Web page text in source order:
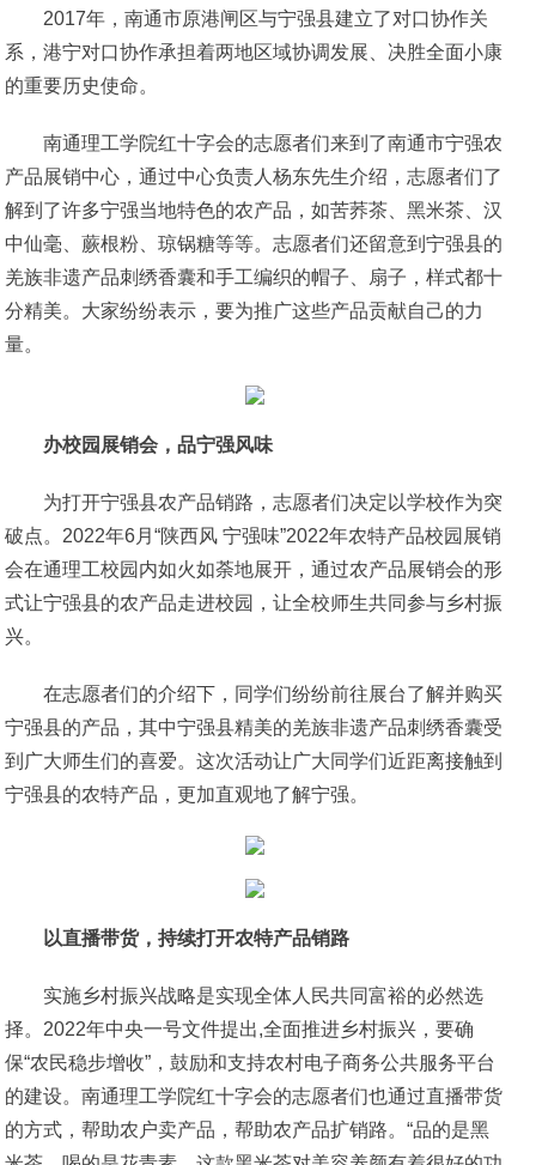
2017年，南通市原港闸区与宁强县建立了对口协作关
系，港宁对口协作承担着两地区域协调发展、决胜全面小康
的重要历史使命。
南通理工学院红十字会的志愿者们来到了南通市宁强农
产品展销中心，通过中心负责人杨东先生介绍，志愿者们了
解到了许多宁强当地特色的农产品，如苦荞茶、黑米茶、汉
中仙毫、蕨根粉、琼锅糖等等。志愿者们还留意到宁强县的
羌族非遗产品刺绣香囊和手工编织的帽子、扇子，样式都十
分精美。大家纷纷表示，要为推广这些产品贡献自己的力
量。
办校园展销会，品宁强风味
为打开宁强县农产品销路，志愿者们决定以学校作为突
破点。2022年6月“陕西风 宁强味”2022年农特产品校园展销
会在通理工校园内如火如荼地展开，通过农产品展销会的形
式让宁强县的农产品走进校园，让全校师生共同参与乡村振
兴。
在志愿者们的介绍下，同学们纷纷前往展台了解并购买
宁强县的产品，其中宁强县精美的羌族非遗产品刺绣香囊受
到广大师生们的喜爱。这次活动让广大同学们近距离接触到
宁强县的农特产品，更加直观地了解宁强。
以直播带货，持续打开农特产品销路
实施乡村振兴战略是实现全体人民共同富裕的必然选
择。2022年中央一号文件提出,全面推进乡村振兴，要确
保“农民稳步增收”，鼓励和支持农村电子商务公共服务平台
的建设。南通理工学院红十字会的志愿者们也通过直播带货
的方式，帮助农户卖产品，帮助农产品扩销路。“品的是黑